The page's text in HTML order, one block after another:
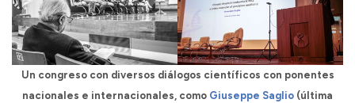
Un congreso con diversos diálogos científicos con ponentes
nacionales e internacionales, como Giuseppe Saglio (última